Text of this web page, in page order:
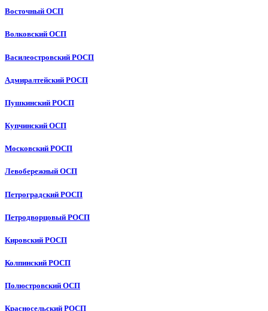
Восточный ОСП
Волковский ОСП
Василеостровский РОСП
Адмиралтейский РОСП
Пушкинский РОСП
Купчинский ОСП
Московский РОСП
Левобережный ОСП
Петроградский РОСП
Петродворцовый РОСП
Кировский РОСП
Колпинский РОСП
Полюстровский ОСП
Красносельский РОСП